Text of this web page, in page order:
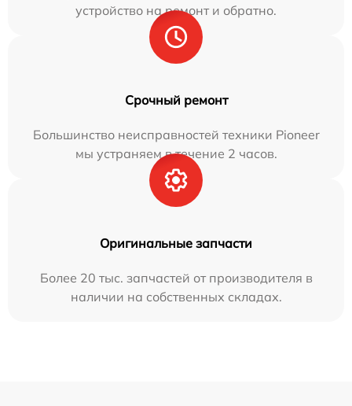
устройство на ремонт и обратно.
Срочный ремонт
Большинство неисправностей техники Pioneer
мы устраняем в течение 2 часов.
Оригинальные запчасти
Более 20 тыс. запчастей от производителя в
наличии на собственных складах.